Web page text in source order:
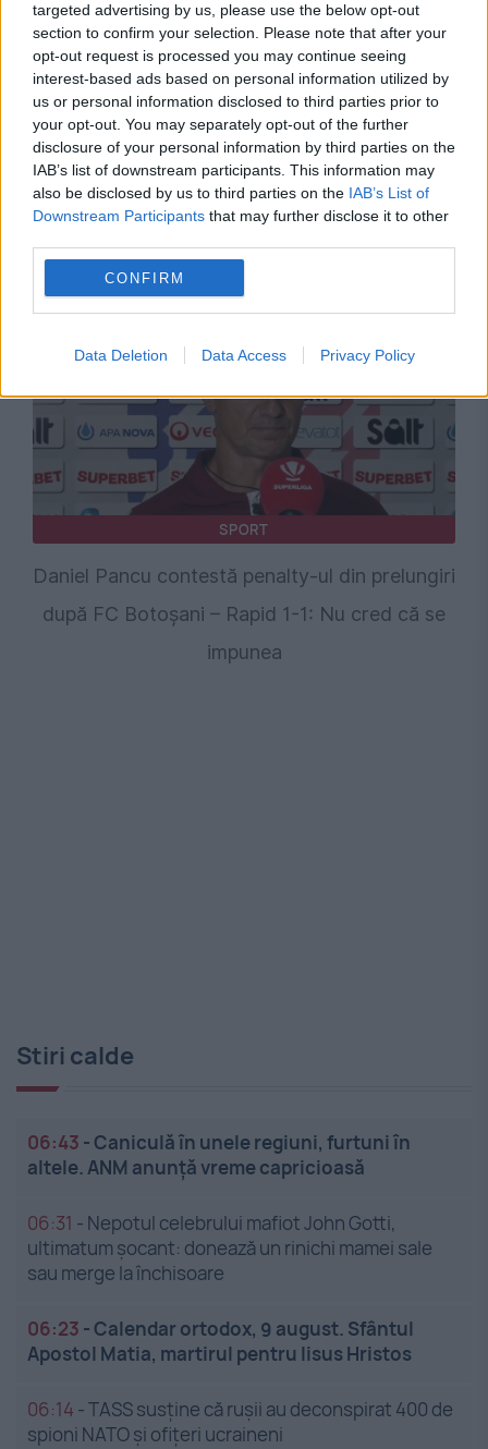
targeted advertising by us, please use the below opt-out
section to confirm your selection. Please note that after your
opt-out request is processed you may continue seeing
interest-based ads based on personal information utilized by
us or personal information disclosed to third parties prior to
your opt-out. You may separately opt-out of the further
disclosure of your personal information by third parties on the
IAB’s list of downstream participants. This information may
also be disclosed by us to third parties on the IAB’s List of
Downstream Participants that may further disclose it to other
CONFIRM
Data Deletion Data Access Privacy Policy
SPORT
Rapid – CFR Cluj, 3-1. Gazdele au rezolvat
meciul în primele 45 de minute
SPORT
Daniel Pancu contestă penalty-ul din prelungiri
după FC Botoșani – Rapid 1-1: Nu cred că se
impunea
Stiri calde
06:43 -Caniculă în unele regiuni, furtuni în
altele. ANM anunță vreme capricioasă
06:31 - Nepotul celebrului mafiot John Gotti,
ultimatum șocant: donează un rinichi mamei sale
sau merge la închisoare
06:23 -Calendar ortodox, 9 august. Sfântul
Apostol Matia, martirul pentru Iisus Hristos
06:14 -TASS susține că rușii au deconspirat 400 de
spioni NATO și ofițeri ucraineni